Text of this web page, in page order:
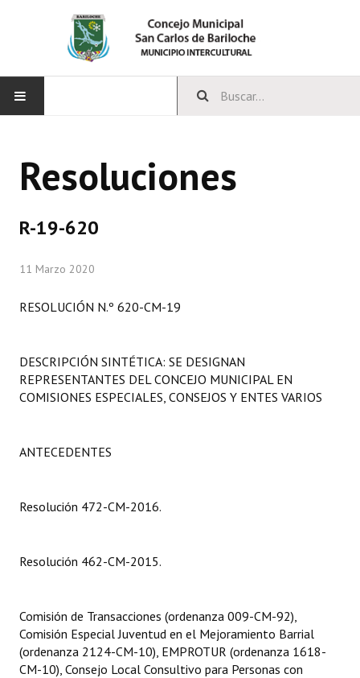
CONCEJO
Comisiones Especiales
Programas
Constitución Nacional
Carta Orgánica 2007
Organigrama
DOCUMENTOS
Resoluciones
R-19-620
11 Marzo 2020
RESOLUCIÓN N.º 620-CM-19
DESCRIPCIÓN SINTÉTICA: SE DESIGNAN
REPRESENTANTES DEL CONCEJO MUNICIPAL EN
COMISIONES ESPECIALES, CONSEJOS Y ENTES VARIOS
ANTECEDENTES
Resolución 472-CM-2016.
Resolución 462-CM-2015.
Comisión de Transacciones (ordenanza 009-CM-92),
Comisión Especial Juventud en el Mejoramiento Barrial
(ordenanza 2124-CM-10), EMPROTUR (ordenanza 1618-
CM-10), Consejo Local Consultivo para Personas con